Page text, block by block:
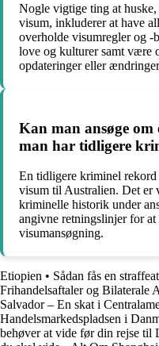
Nogle vigtige ting at
visum, inkluderer at have
overholde visumregler og -
love og kulturer samt være
opdateringer eller
Kan man ansøge
man har tidligere
En tidligere kriminel
visum til Australien. Det
kriminelle historik under
angivne retningslinjer for
visumansøgning.
Etiopien • Sådan fås en
Frihandelsaftaler og Bilaterale
Salvador – En skat i
Handelsmarkedspladsen i
behøver at vide før din rejse til